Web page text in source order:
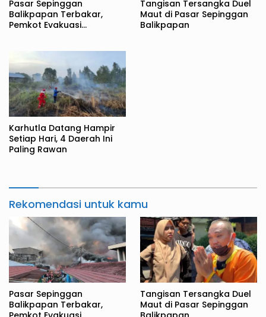
Pasar Sepinggan
Balikpapan Terbakar,
Pemkot Evakuasi
Tangisan Tersangka Duel
Maut di Pasar Sepinggan
Balikpapan
Karhutla Datang Hampir
Setiap Hari, 4 Daerah Ini
Paling Rawan
Rekomendasi untuk kamu
Pasar Sepinggan
Balikpapan Terbakar,
Tangisan Tersangka Duel
Maut di Pasar Sepinggan